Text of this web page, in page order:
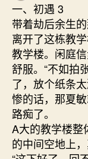
一、初遇 3
带着劫后余生
离开了这栋教
教学楼。闲庭
舒服。“不如拍
了，放个纸条
惨的话，那夏
路痴了。
A大的教学楼整
的中间空地上